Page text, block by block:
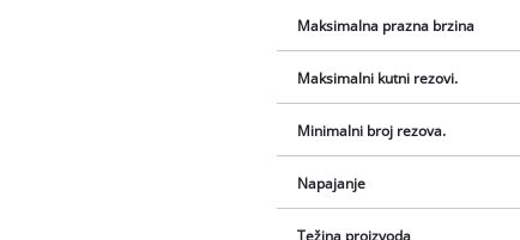
Maksimalna prazna brzina
Maksimalni kutni rezovi.
Minimalni broj rezova.
Napajanje
Težina proizvoda